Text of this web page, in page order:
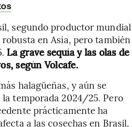
segundo productor mundial
en Asia, pero también
La grave sequía y las olas de
según Volcafe.
halagüeñas, y aún se
temporada 2024/25. Pero
prácticamente ha
a las cosechas en Brasil,